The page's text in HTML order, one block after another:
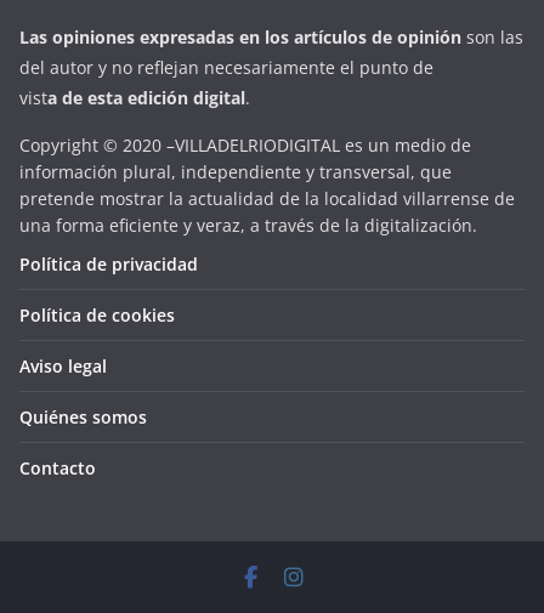
Las opiniones expresadas en los artículos de opinión son las
del autor y no reflejan necesariamente el punto de
vista de esta edición digital.
Copyright © 2020 –VILLADELRIODIGITAL es un medio de
información plural, independiente y transversal, que
pretende mostrar la actualidad de la localidad villarrense de
una forma eficiente y veraz, a través de la digitalización.
Política de privacidad
Política de cookies
Aviso legal
Quiénes somos
Contacto